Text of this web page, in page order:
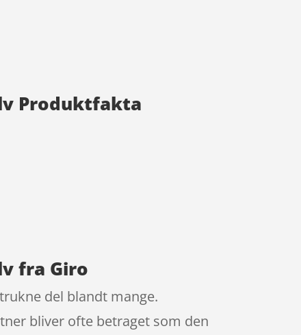
Produktfakta
fra Giro
del blandt mange.
bliver ofte betraget som den